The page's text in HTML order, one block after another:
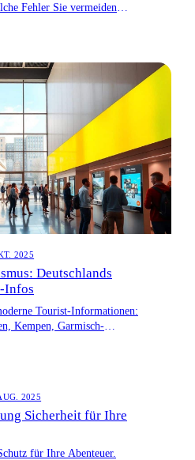
Fehler Sie vermeiden
2025
Deutschlands
Infos
Tourist-Informationen:
Kempen, Garmisch-
2025
Sicherheit für Ihre
für Ihre Abenteuer.